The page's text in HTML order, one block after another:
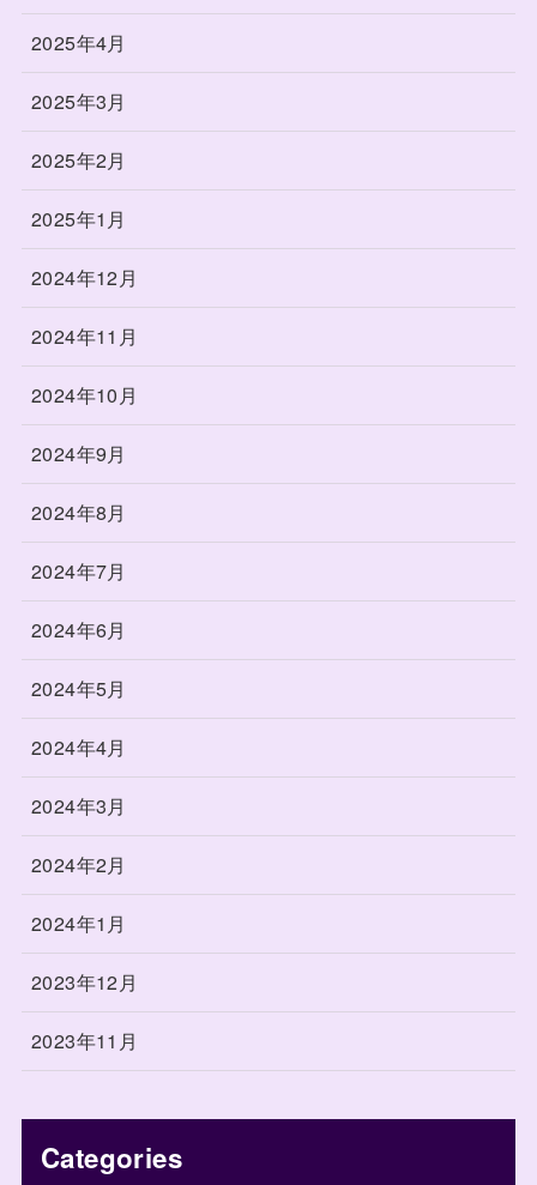
2025年4月
2025年3月
2025年2月
2025年1月
2024年12月
2024年11月
2024年10月
2024年9月
2024年8月
2024年7月
2024年6月
2024年5月
2024年4月
2024年3月
2024年2月
2024年1月
2023年12月
2023年11月
Categories